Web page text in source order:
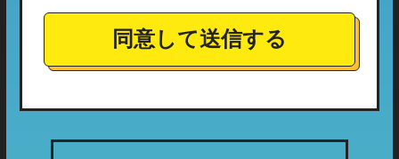
ほか、お客様ご本人の同意なしに第三者へ開示ま
たは提供されることはありません。
また、フランチャイジーとの間においては、事前
に個人情報保護に対する安全性を審査の上、個人
こととしており、適切な管理監督を行ってまいり
同意して送信する